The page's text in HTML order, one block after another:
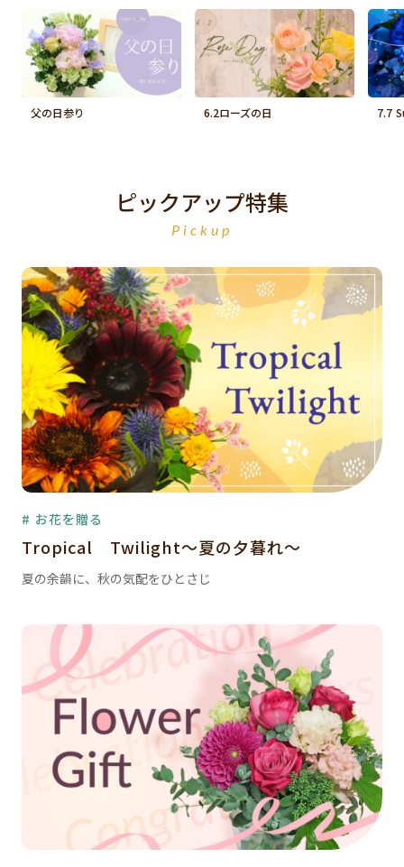
父の日参り 6.2ローズの日 7.7
ピックアップ特集
Pickup
# お花を贈る
Tropical Twilight～夏の夕暮れ～
夏の余韻に、秋の気配をひとさじ